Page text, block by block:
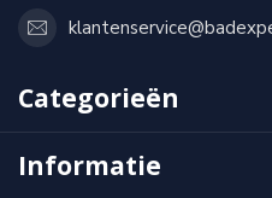
Categorieën
Informatie